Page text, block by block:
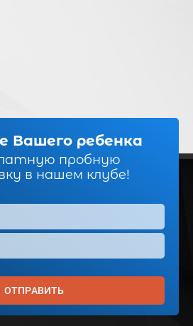
Вашего ребенка
пробную
в нашем клубе!
ОТПРАВИТЬ